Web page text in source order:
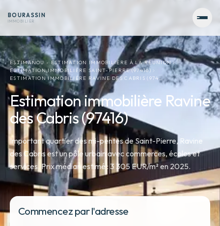
BOURASSIN
IMMOBILIER
ESTIMANOU - ESTIMATION IMMOBILIÈRE À LA RÉUNION
ESTIMATION IMMOBILIÈRE SAINT-PIERRE (97416)
ESTIMATION IMMOBILIÈRE RAVINE DES CABRIS (974…
Estimation immobilière Ravine
des Cabris (97416)
Important quartier des mi-pentes de Saint-Pierre, Ravine
des Cabris est un pôle urbain avec commerces, écoles et
services. Prix médian estimé : 3 305 EUR/m² en 2025.
Commencez par l'adresse